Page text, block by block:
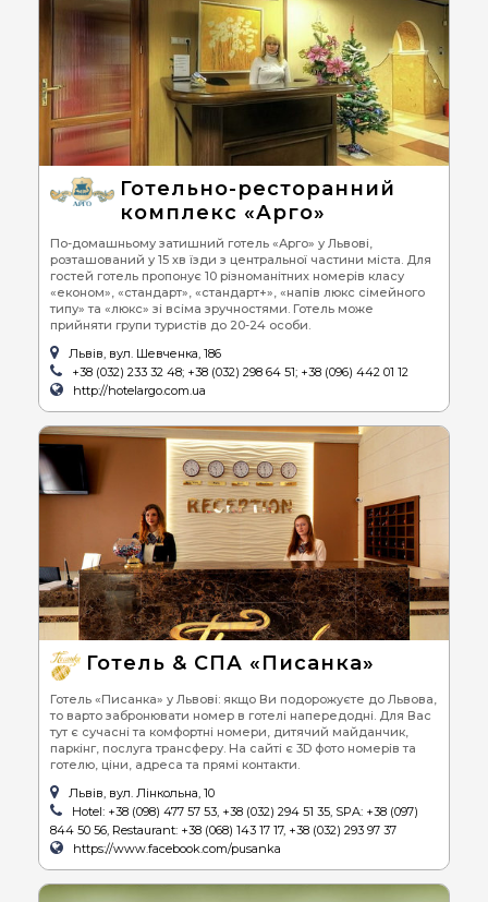
Готельно-ресторанний
комплекс «Арго»
По-домашньому затишний готель «Арго» у Львові,
розташований у 15 хв їзди з центральної частини міста. Для
гостей готель пропонує 10 різноманітних номерів класу
«економ», «стандарт», «стандарт+», «напів люкс сімейного
типу» та «люкс» зі всіма зручностями. Готель може
прийняти групи туристів до 20-24 особи.
Львів, вул. Шевченка, 186
+38 (032) 233 32 48; +38 (032) 298 64 51; +38 (096) 442 01 12
http://hotelargo.com.ua
Готель & СПА «Писанка»
Готель «Писанка» у Львові: якщо Ви подорожуєте до Львова,
то варто забронювати номер в готелі напередодні. Для Вас
тут є сучасні та комфортні номери, дитячий майданчик,
паркінг, послуга трансферу. На сайті є 3D фото номерів та
готелю, ціни, адреса та прямі контакти.
Львів, вул. Лінкольна, 10
Hotel: +38 (098) 477 57 53, +38 (032) 294 51 35, SPA: +38 (097)
844 50 56, Restaurant: +38 (068) 143 17 17, +38 (032) 293 97 37
https://www.facebook.com/pusanka